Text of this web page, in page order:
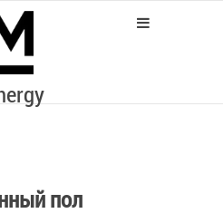
пол